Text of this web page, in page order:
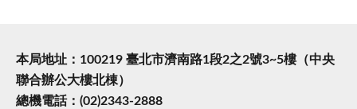
本局地址：100219 臺北市濟南路1段2之2號3~5樓（中央
聯合辦公大樓北棟）
總機電話：(02)2343-2888